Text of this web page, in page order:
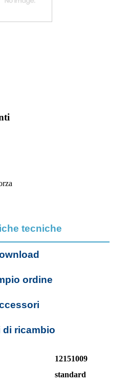
tecniche
ordine
di ricambio
12151009
standard